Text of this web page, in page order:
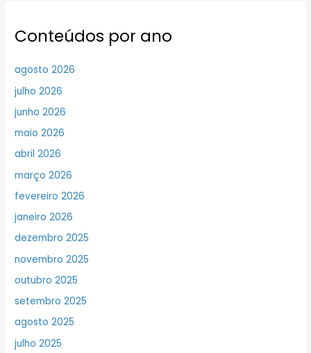
Conteúdos por ano
agosto 2026
julho 2026
junho 2026
maio 2026
abril 2026
março 2026
fevereiro 2026
janeiro 2026
dezembro 2025
novembro 2025
outubro 2025
setembro 2025
agosto 2025
julho 2025